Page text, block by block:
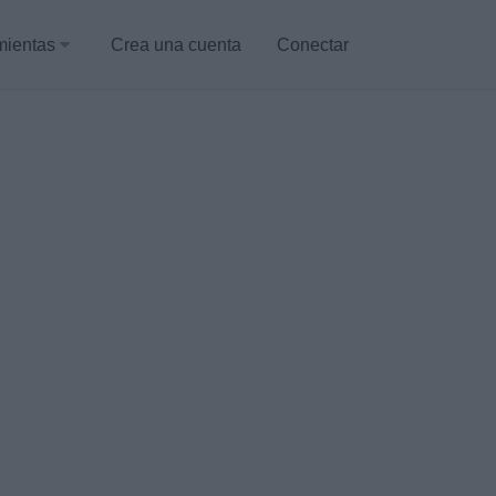
Crea una cuenta Conectar